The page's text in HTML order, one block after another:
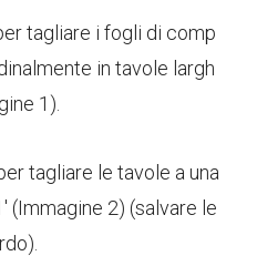
tagliare i fogli di comp
in tavole largh
1).
tagliare le tavole a una
(Immagine 2) (salvare le